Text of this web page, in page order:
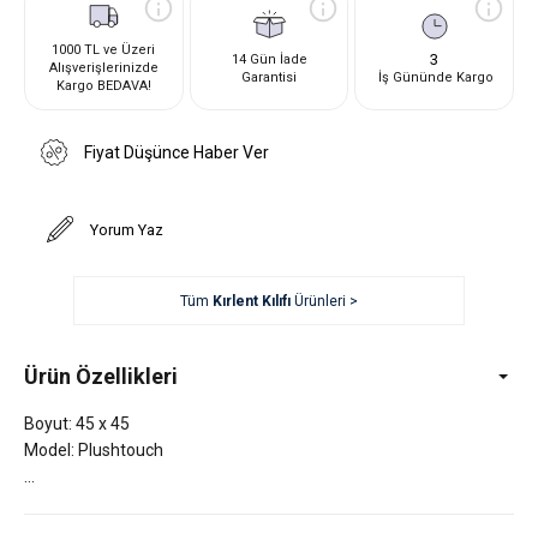
1000 TL ve Üzeri
Alışverişlerinizde
Kargo BEDAVA!
14 Gün İade
Garantisi
3
İş Gününde Kargo
Fiyat Düşünce Haber Ver
Yorum Yaz
Tüm Kırlent KılıfıÜrünleri >
Ürün Özellikleri
Boyut: 45 x 45
Model: Plushtouch